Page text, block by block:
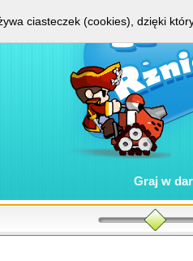
Graj w
ciasteczek (cookies), dzięki